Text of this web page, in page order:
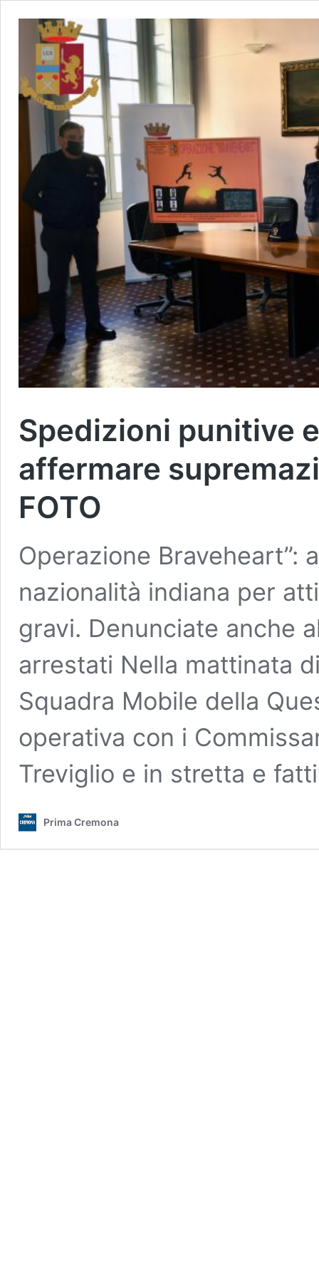
Spedizioni punitive
affermare
FOTO
Operazione
nazionalità indiana per
gravi. Denunciate anche
arrestati Nella mattinata
Squadra Mobile della
operativa con i
Treviglio e in stretta e
Prima Cremona